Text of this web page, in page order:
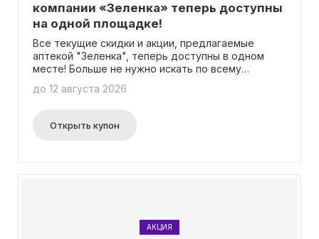
компании «Зеленка» теперь доступны
на одной площадке!
Все текущие скидки и акции, предлагаемые
аптекой "Зеленка", теперь доступны в одном
месте! Больше не нужно искать по всему
актуальные предложения. Вам не придется
скидками. Следите за нашими обновлениями и
всегда будьте в курсе наших выгодных
до 12 августа 2026
Открыть купон
АКЦИЯ